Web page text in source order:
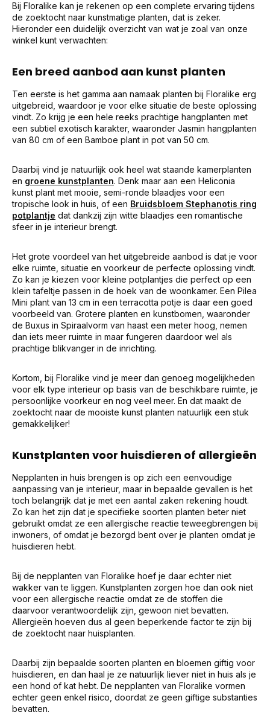
Bij Floralike kan je rekenen op een complete ervaring tijdens
de zoektocht naar kunstmatige planten, dat is zeker.
Hieronder een duidelijk overzicht van wat je zoal van onze
winkel kunt verwachten:
Een breed aanbod aan kunst planten
Ten eerste is het gamma aan namaak planten bij Floralike erg
uitgebreid, waardoor je voor elke situatie de beste oplossing
vindt. Zo krijg je een hele reeks prachtige hangplanten met
een subtiel exotisch karakter, waaronder Jasmin hangplanten
van 80 cm of een Bamboe plant in pot van 50 cm.
Daarbij vind je natuurlijk ook heel wat staande kamerplanten
en groene kunstplanten. Denk maar aan een Heliconia
kunst plant met mooie, semi-ronde blaadjes voor een
tropische look in huis, of een Bruidsbloem Stephanotis ring
potplantje dat dankzij zijn witte blaadjes een romantische
sfeer in je interieur brengt.
Het grote voordeel van het uitgebreide aanbod is dat je voor
elke ruimte, situatie en voorkeur de perfecte oplossing vindt.
Zo kan je kiezen voor kleine potplantjes die perfect op een
klein tafeltje passen in de hoek van de woonkamer. Een Pilea
Mini plant van 13 cm in een terracotta potje is daar een goed
voorbeeld van. Grotere planten en kunstbomen, waaronder
de Buxus in Spiraalvorm van haast een meter hoog, nemen
dan iets meer ruimte in maar fungeren daardoor wel als
prachtige blikvanger in de inrichting.
Kortom, bij Floralike vind je meer dan genoeg mogelijkheden
voor elk type interieur op basis van de beschikbare ruimte, je
persoonlijke voorkeur en nog veel meer. En dat maakt de
zoektocht naar de mooiste kunst planten natuurlijk een stuk
gemakkelijker!
Kunstplanten voor huisdieren of allergieën
Nepplanten in huis brengen is op zich een eenvoudige
aanpassing van je interieur, maar in bepaalde gevallen is het
toch belangrijk dat je met een aantal zaken rekening houdt.
Zo kan het zijn dat je specifieke soorten planten beter niet
gebruikt omdat ze een allergische reactie teweegbrengen bij
inwoners, of omdat je bezorgd bent over je planten omdat je
huisdieren hebt.
Bij de nepplanten van Floralike hoef je daar echter niet
wakker van te liggen. Kunstplanten zorgen hoe dan ook niet
voor een allergische reactie omdat ze de stoffen die
daarvoor verantwoordelijk zijn, gewoon niet bevatten.
Allergieën hoeven dus al geen beperkende factor te zijn bij
de zoektocht naar huisplanten.
Daarbij zijn bepaalde soorten planten en bloemen giftig voor
huisdieren, en dan haal je ze natuurlijk liever niet in huis als je
een hond of kat hebt. De nepplanten van Floralike vormen
echter geen enkel risico, doordat ze geen giftige substanties
bevatten.